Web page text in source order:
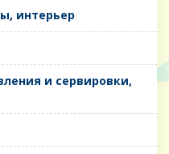
интерьер
и сервировки,